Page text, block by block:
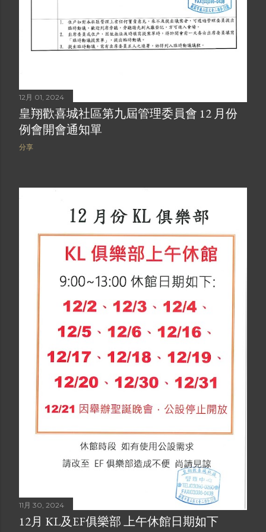
12月 01, 2024
皇翔歡喜城社區第九屆管理委員會 12 月份
例會開會通知單
分享
11月 30, 2024
12月 KL及EF俱樂部 上午休館日期如下